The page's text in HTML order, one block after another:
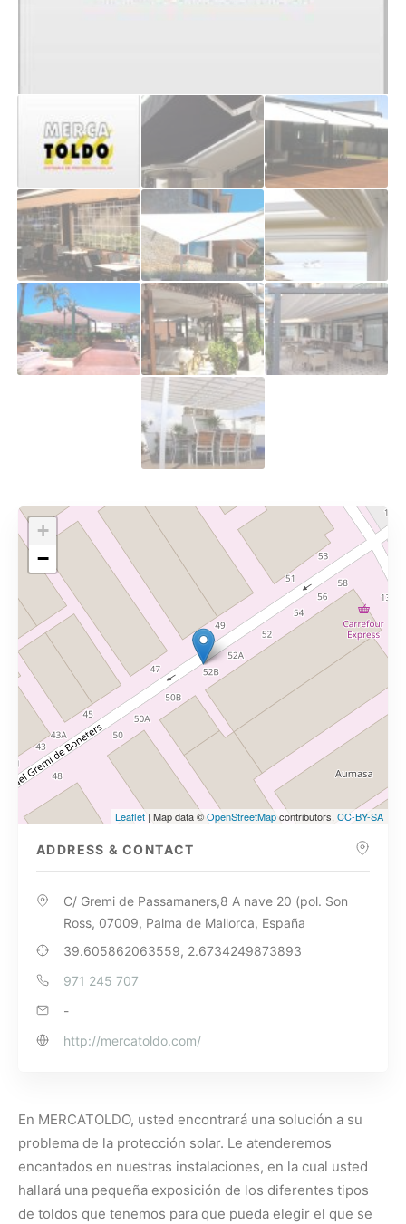
+
−
Leaflet | Map data ©OpenStreetMapcontributors, CC-BY-SA
ADDRESS & CONTACT
C/ Gremi de Passamaners,8 A nave 20 (pol. Son
Ross, 07009, Palma de Mallorca, España
39.605862063559, 2.6734249873893
971 245 707
-
http://mercatoldo.com/
En MERCATOLDO, usted encontrará una solución a su
problema de la protección solar. Le atenderemos
encantados en nuestras instalaciones, en la cual usted
hallará una pequeña exposición de los diferentes tipos
de toldos que tenemos para que pueda elegir el que se